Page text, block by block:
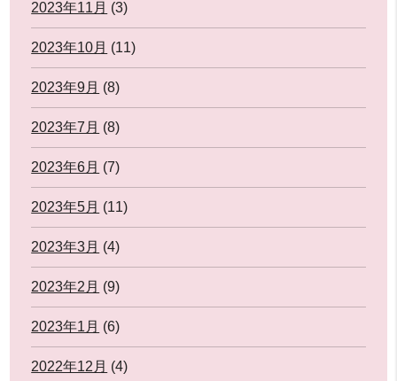
2023年11月 (3)
2023年10月 (11)
2023年9月 (8)
2023年7月 (8)
2023年6月 (7)
2023年5月 (11)
2023年3月 (4)
2023年2月 (9)
2023年1月 (6)
2022年12月 (4)